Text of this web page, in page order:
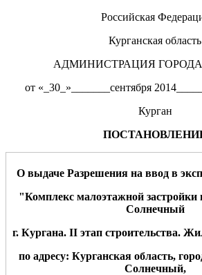
Российская
Курганская область
АДМИНИСТРАЦИЯ
от «_30_»_______сентября
Курган
О выдаче Разрешения на ввод в
"Комплекс малоэтажной застройки
Солнечный
г. Кургана. II этап строительства.
по адресу: Курганская область,
Солнечный,